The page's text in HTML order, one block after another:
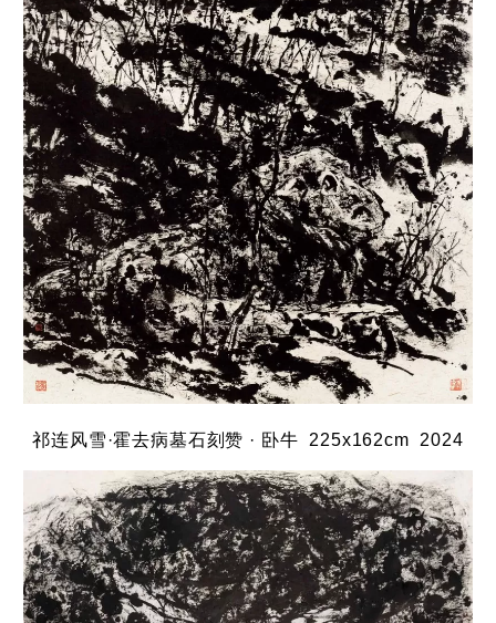
祁连风雪·霍去病墓石刻赞 · 卧牛 225x162cm 2024